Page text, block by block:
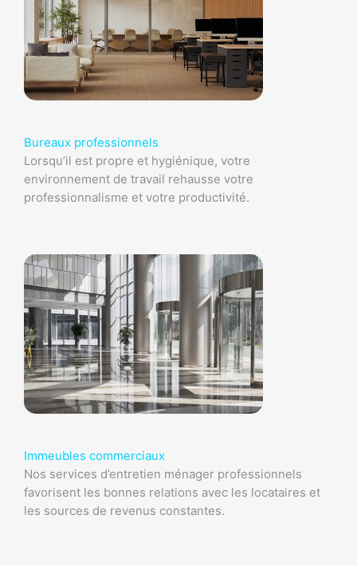
Bureaux professionnels
Lorsqu’il est propre et hygiénique, votre
environnement de travail rehausse votre
professionnalisme et votre productivité.
Immeubles commerciaux
Nos services d’entretien ménager professionnels
favorisent les bonnes relations avec les locataires et
les sources de revenus constantes.